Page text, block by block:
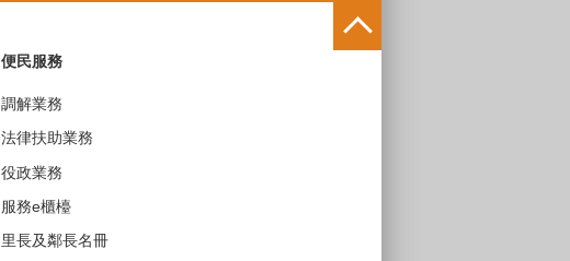
便民服務
調解業務
法律扶助業務
役政業務
服務e櫃檯
里長及鄰長名冊